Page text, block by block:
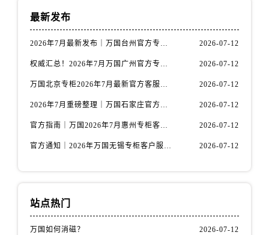
内蒙古自治区包头市青山区幸福路甲3号王府井百货名表维修万国售后服务中心（需提前预约）
内蒙古自治区乌兰察布市集宁区恩和大街万国售后服务中心（需提前预约）
最新发布
2026年7月最新发布｜万国台州官方专柜客户服务热线与专柜信息攻略 2026-07-12
权威汇总！2026年7月万国广州官方专柜客户服务电话及门店名录 2026-07-12
万国北京专柜2026年7月最新官方客服热线｜门店信息及服务攻略发布 2026-07-12
2026年7月重磅整理｜万国石家庄官方专柜服务电话&客户服务中心公告 2026-07-12
官方指南｜万国2026年7月惠州专柜客户服务热线与门店信息全攻略 2026-07-12
官方通知｜2026年万国无锡专柜客户服务热线全新升级（附7月最新专柜信息汇总） 2026-07-12
站点热门
万国如何消磁？ 2026-07-12